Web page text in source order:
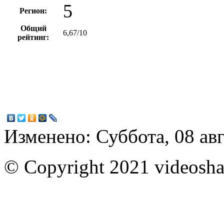
Регион: 5
Общий
рейтинг:
6,67/10
Изменено: Суббота, 08
© Copyright 2021